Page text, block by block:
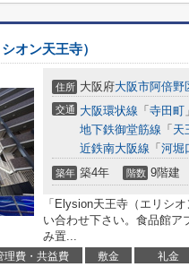
オン天王寺）
住所 大阪府大阪市阿倍野
交通 大阪環状線 「 寺田町
地下鉄御堂筋線 「 天
近鉄南大阪線 「 河堀
築年 築4年 階数 9階建
「Elysion天王寺（エリシ
い合わせ下さい。食品館ア
み置...
理費・共益費 敷金 礼金